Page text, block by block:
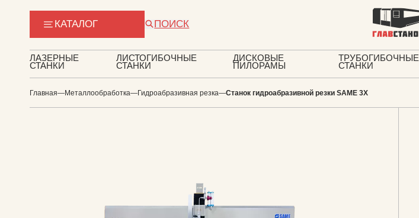
КАТАЛОГ ПОИСК
ЛАЗЕРНЫЕ
СТАНКИ
ЛИСТОГИБОЧНЫЕ
СТАНКИ
ДИСКОВЫЕ
ПИЛОРАМЫ
ТРУБОГИБОЧНЫЕ
СТАНКИ
Главная—Металлообработка—Гидроабразивная резка—Станок гидроабразивной резки SAME 3X